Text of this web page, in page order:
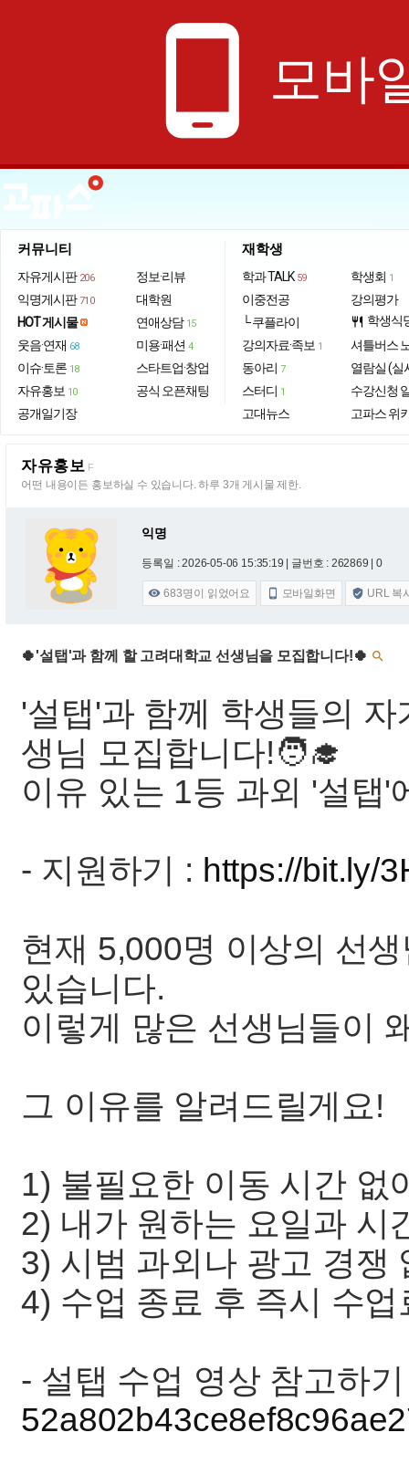
phone_android 모바
커뮤니티
자유게시판 206
익명게시판 710
HOT 게시물
웃음·연재 68
이슈·토론 18
자유홍보 10
공개일기장
정보·리뷰
대학원
연애상담 15
미용·패션 4
스타트업·창업
공식 오픈채팅
재학생
학과 TALK 59
이중전공
└ 쿠플라이
강의자료·족보 1
동아리 7
스터디 1
고대뉴스
학생회 1
강의평가
restaurant 학생식
셔틀버스
열람실 (실
수강신청
고파스 위
자유홍보 F
어떤 내용이든 홍보하실 수 있습니다. 하루 3개 게시물 제한.
익명
등록일 : 2026-05-06 15:35:19 | 글번호 : 262869 | 0
 683명이 읽었어요  모바일화면  URL 복
🍀'설탭'과 함께 할 고려대학교 선생님을 모집합니다!🍀 
'설탭'과 함께 학생들의
생님 모집합니다!🧑‍🎓
이유 있는 1등 과외 '설탭'
- 지원하기 : https://bit.ly/
현재 5,000명 이상의 선
있습니다.
이렇게 많은 선생님들이
그 이유를 알려드릴게요!
1) 불필요한 이동 시간 없
2) 내가 원하는 요일과 시
3) 시범 과외나 광고 경쟁
4) 수업 종료 후 즉시 수
- 설탭 수업 영상 참고하